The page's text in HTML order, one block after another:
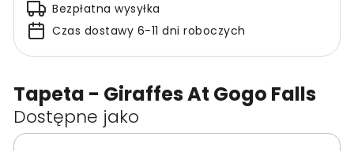
Tapeta - Giraffes At Gogo Falls
Dostępne jako
Bezpłatna wysyłka
Czas dostawy 6-11 dni roboczych